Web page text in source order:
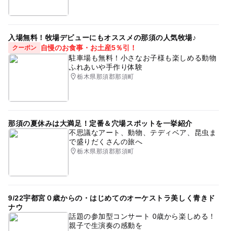
入場無料！牧場デビューにもオススメの那須の人気牧場♪
クーポン
自慢のお食事・お土産5％引！
駐車場も無料！小さなお子様も楽しめる動物
ふれあいや手作り体験
栃木県那須郡那須町
那須の夏休みは大満足！定番＆穴場スポットを一挙紹介
不思議なアート、動物、テディベア、昆虫ま
で盛りだくさんの旅へ
栃木県那須郡那須町
9/22宇都宮０歳からの・はじめてのオーケストラ美しく青きド
ナウ
話題の参加型コンサート 0歳から楽しめる！
親子で生演奏の感動を